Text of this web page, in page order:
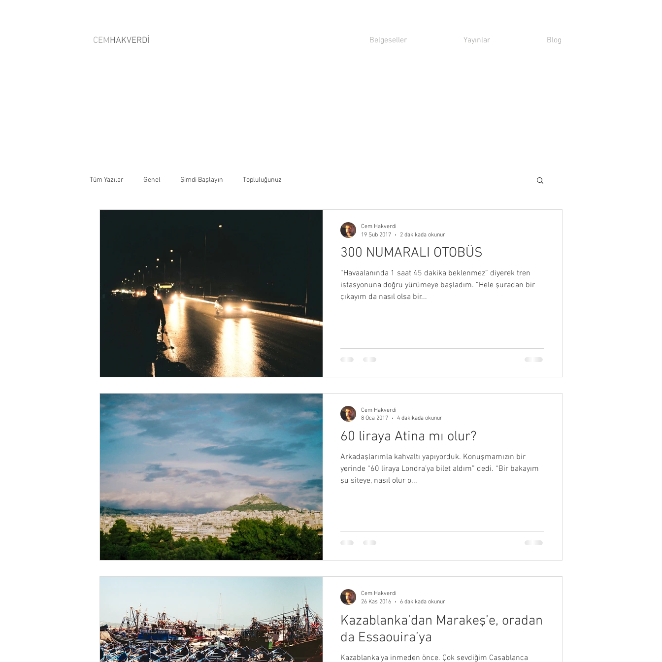
CEMHAKVERDİ Belgeseller Yayınlar Blog
Tüm Yazılar Genel Şimdi Başlayın Topluluğunuz
300 NUMARALI OTOBÜS
“Havaalanında 1 saat 45 dakika beklenmez” diyerek tren
istasyonuna doğru yürümeye başladım. “Hele şuradan bir
çıkayım da nasıl olsa bir...
Cem Hakverdi
19 Şub 2017
2 dakikada okunur
60 liraya Atina mı olur?
Arkadaşlarımla kahvaltı yapıyorduk. Konuşmamızın bir
yerinde “60 liraya Londra’ya bilet aldım” dedi. “Bir bakayım
şu siteye, nasıl olur o...
Cem Hakverdi
8 Oca 2017
4 dakikada okunur
Kazablanka’dan Marakeş’e, oradan
da Essaouira’ya
Kazablanka’ya inmeden önce. Çok sevdiğim Casablanca
Cem Hakverdi
26 Kas 2016
6 dakikada okunur